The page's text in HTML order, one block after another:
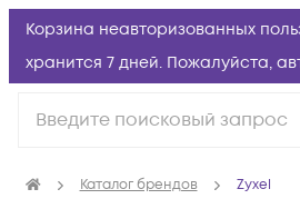
Корзина неавторизованных
хранится 7 дней. Пожалуйста,
Каталог брендов Zyxel